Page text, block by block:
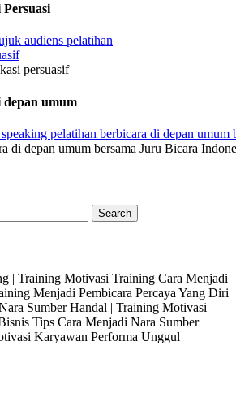
persuasif
umum
di depan umum bersama Juru Bicara
| Training Motivasi Training Cara Menjadi
Menjadi Pembicara Percaya Yang Diri
Sumber Handal | Training Motivasi
Tips Cara Menjadi Nara Sumber
Karyawan Performa Unggul